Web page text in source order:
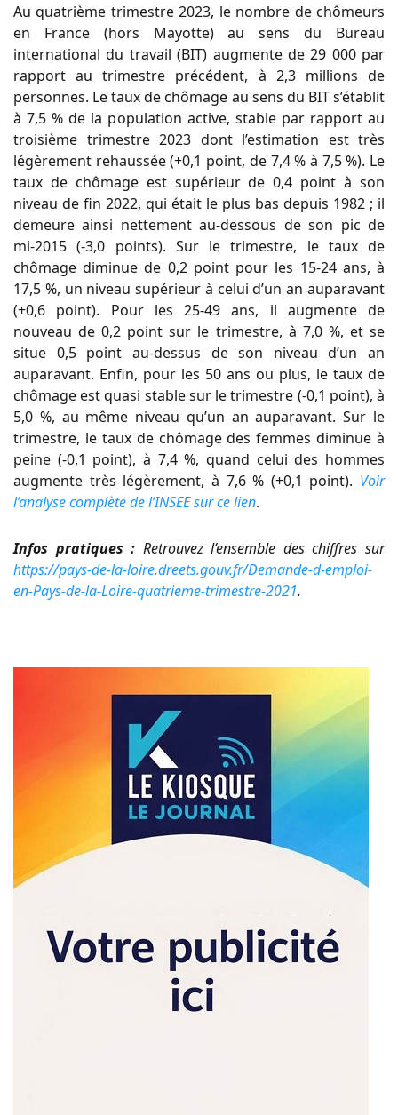
Au quatrième trimestre 2023, le nombre de chômeurs
en France (hors Mayotte) au sens du Bureau
international du travail (BIT) augmente de 29 000 par
rapport au trimestre précédent, à 2,3 millions de
personnes. Le taux de chômage au sens du BIT s’établit
à 7,5 % de la population active, stable par rapport au
troisième trimestre 2023 dont l’estimation est très
légèrement rehaussée (+0,1 point, de 7,4 % à 7,5 %). Le
taux de chômage est supérieur de 0,4 point à son
niveau de fin 2022, qui était le plus bas depuis 1982 ; il
demeure ainsi nettement au-dessous de son pic de
mi‑2015 (-3,0 points). Sur le trimestre, le taux de
chômage diminue de 0,2 point pour les 15-24 ans, à
17,5 %, un niveau supérieur à celui d’un an auparavant
(+0,6 point). Pour les 25-49 ans, il augmente de
nouveau de 0,2 point sur le trimestre, à 7,0 %, et se
situe 0,5 point au-dessus de son niveau d’un an
auparavant. Enfin, pour les 50 ans ou plus, le taux de
chômage est quasi stable sur le trimestre (-0,1 point), à
5,0 %, au même niveau qu’un an auparavant. Sur le
trimestre, le taux de chômage des femmes diminue à
peine (-0,1 point), à 7,4 %, quand celui des hommes
augmente très légèrement, à 7,6 % (+0,1 point). Voir
l’analyse complète de l’INSEE sur ce lien.
Infos pratiques : Retrouvez l’ensemble des chiffres sur
https://pays-de-la-loire.dreets.gouv.fr/Demande-d-emploi-
en-Pays-de-la-Loire-quatrieme-trimestre-2021.